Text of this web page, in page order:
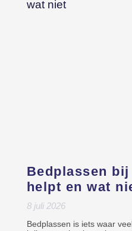
Bedplassen
helpt en wat
8 juli 2026
Bedplassen is iets waar